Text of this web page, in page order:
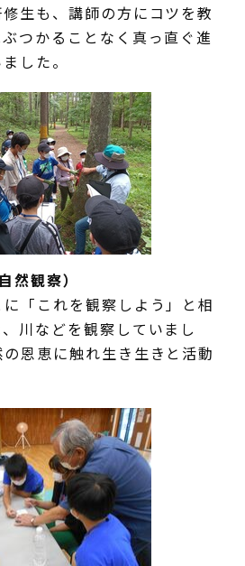
生も、講師の方にコツを教
つかることなく真っ直ぐ進
した。
然観察）
「これを観察しよう」と相
川などを観察していまし
恩恵に触れ生き生きと活動